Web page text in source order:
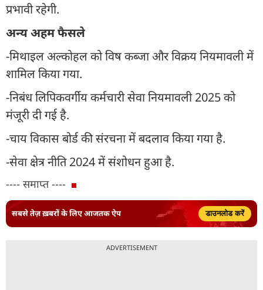
प्रभावी रहेगी.
अन्य अहम फैसले
-मिथाइल अल्कोहल को विष कब्जा और विक्रय नियमावली में
शामिल किया गया.
-निबंध लिपिकवर्गीय कर्मचारी सेवा नियमावली 2025 को
मंजूरी दी गई है.
-चाय विकास बोर्ड की संरचना में बदलाव किया गया है.
-सेवा क्षेत्र नीति 2024 में संशोधन हुआ है.
---- समाप्त ----
सबसे तेज़ ख़बरों के लिए आजतक ऐप डाउनलोड करें
ADVERTISEMENT